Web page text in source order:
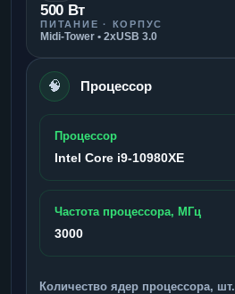
500 Вт
ПИТАНИЕ · КОРПУС
Midi-Tower • 2xUSB 3.0
🧠 Процессор
Процессор
Intel Core i9-10980XE
Частота процессора, МГц
3000
Количество ядер процессора, шт.